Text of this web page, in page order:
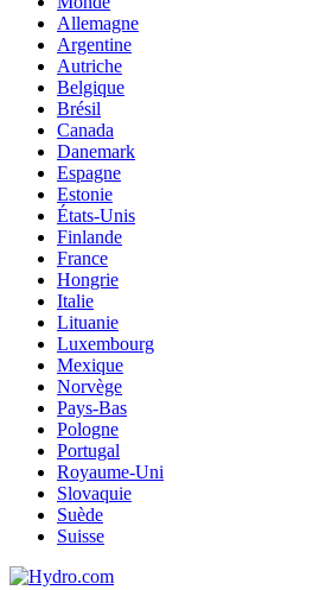
Allemagne
Argentine
Autriche
Belgique
Brésil
Canada
Danemark
Espagne
Estonie
États-Unis
Finlande
France
Hongrie
Italie
Lituanie
Luxembourg
Mexique
Norvège
Pays-Bas
Pologne
Portugal
Royaume-Uni
Slovaquie
Suède
Suisse